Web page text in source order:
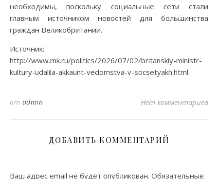
необходимы, поскольку социальные сети стали
главным источником новостей для большинства
граждан Великобритании.
Источник:
http://www.mk.ru/politics/2026/07/02/britanskiy-ministr-
kultury-udalila-akkaunt-vedomstva-v-socsetyakh.html
от admin Нет комментариев
ДОБАВИТЬ КОММЕНТАРИЙ
Ваш адрес email не будет опубликован. Обязательные